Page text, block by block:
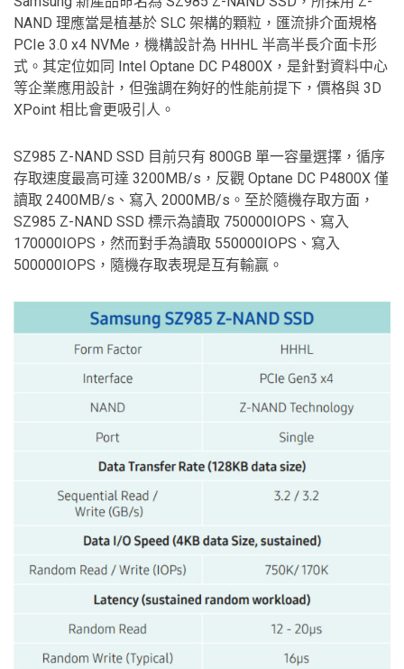
NAND 理應當是植基於 SLC 架構的顆粒，匯流排介面規格
PCIe 3.0 x4 NVMe，機構設計為 HHHL 半高半長介面卡形
式。其定位如同 Intel Optane DC P4800X，是針對資料中心
等企業應用設計，但強調在夠好的性能前提下，價格與 3D
XPoint 相比會更吸引人。
SZ985 Z-NAND SSD 目前只有 800GB 單一容量選擇，循序
存取速度最高可達 3200MB/s，反觀 Optane DC P4800X 僅
讀取 2400MB/s、寫入 2000MB/s。至於隨機存取方面，
SZ985 Z-NAND SSD 標示為讀取 750000IOPS、寫入
170000IOPS，然而對手為讀取 550000IOPS、寫入
500000IOPS，隨機存取表現是互有輸贏。